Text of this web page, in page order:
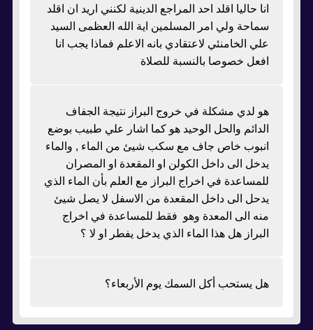
انا حاليا اقلد احد المراجع الدينية لكنني اريد ان اقلد
سماحة ولي امر المسلمين اية الله العظمى السيد
علي الخامنئي لاعتقادي بانه الاعلم فماذا يجب انا
افعل خصوصا بالنسبة للصلاة
هو لدي مشكلة في خروج البراز نتيجة الجفاف
الدائم والحل الوحيد هو كما اشار علي طبيب بوضع
انبوب خاص جاف مع سكب شيئ من الماء , والماء
يدخل الى داخل الكولن او المقعدة او المصران
للمساعدة في اخراج البراز مع العلم بأن الماء الذي
يدحل الى داخل المقعدة من الاسفل لا يصل شيئ
منه الى المعدة وهو فقط للمساعدة في اخراج
البراز هل هذا الماء الذي يدخل يفطر او لا ؟
هل يستحب أكل السمك يوم الأربعاء؟